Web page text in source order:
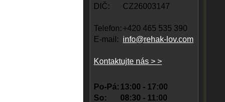
DIČ:
CZ26003147
Telefon: +420 465 535 390
E-mail: info@rehak-lov.com
Kontaktujte nás > >
Po-Pá: 13:00 - 17:00
So:
08:30 - 11:00